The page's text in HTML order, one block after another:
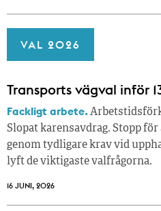
VAL 2026
Transports vägval inför
Fackligt arbete.
Slopat karensavdrag. Stopp
genom tydligare krav vid
lyft de viktigaste valfrågorna.
16 JUNI, 2026